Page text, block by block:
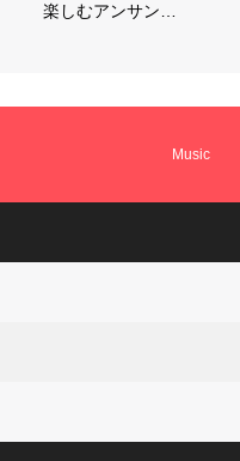
楽しむアンサンブ
Music